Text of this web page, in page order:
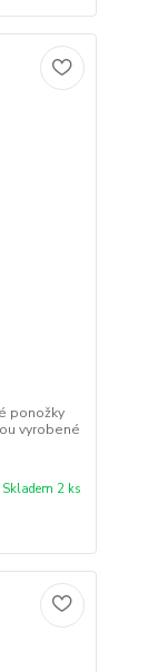
ponožky
vyrobené
Skladem 2 ks